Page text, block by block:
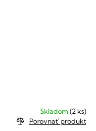
Skladom (2 ks)
Porovnať produkt